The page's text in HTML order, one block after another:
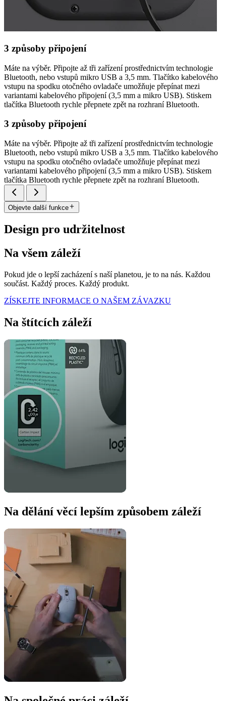
3 způsoby připojení
Máte na výběr. Připojte až tři zařízení prostřednictvím technologie
Bluetooth, nebo vstupů mikro USB a 3,5 mm. Tlačítko kabelového
vstupu na spodku otočného ovladače umožňuje přepínat mezi
variantami kabelového připojení (3,5 mm a mikro USB). Stiskem
tlačítka Bluetooth rychle přepnete zpět na rozhraní Bluetooth.
3 způsoby připojení
Máte na výběr. Připojte až tři zařízení prostřednictvím technologie
Bluetooth, nebo vstupů mikro USB a 3,5 mm. Tlačítko kabelového
vstupu na spodku otočného ovladače umožňuje přepínat mezi
variantami kabelového připojení (3,5 mm a mikro USB). Stiskem
tlačítka Bluetooth rychle přepnete zpět na rozhraní Bluetooth.
Objevte další funkce
Design pro udržitelnost
Na všem záleží
Pokud jde o lepší zacházení s naší planetou, je to na nás. Každou
součást. Každý proces. Každý produkt.
ZÍSKEJTE INFORMACE O NAŠEM ZÁVAZKU
Na štítcích záleží
Na dělání věcí lepším způsobem záleží